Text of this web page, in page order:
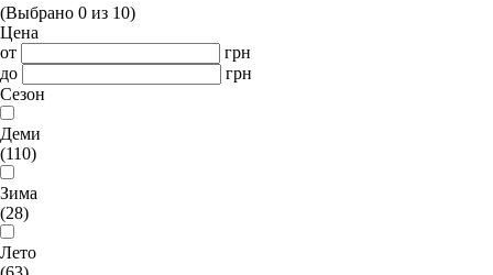
(Выбрано 0 из 10)
Цена
от
грн
до
грн
Сезон
Деми
(110)
Зима
(28)
Лето